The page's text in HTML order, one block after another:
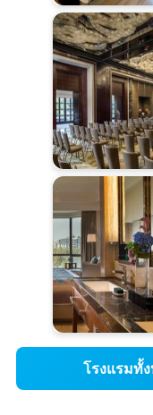
โรงแรมทั้